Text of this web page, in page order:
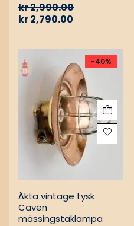
kr2,990.00
kr2,790.00
-40%
Äkta vintage tysk
Caven
mässingstaklampa